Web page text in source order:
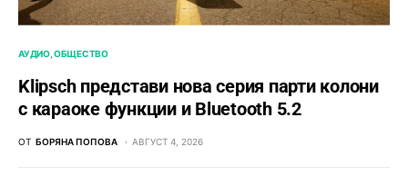
АУДИО ОБЩЕСТВО
Klipsch представи нова серия парти колони
с караоке функции и Bluetooth 5.2
ОТ БОРЯНА ПОПОВА АВГУСТ 4, 2026